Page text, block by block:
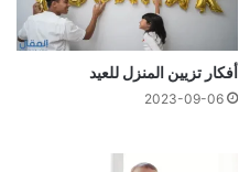
أفكار تزيين المنزل للعيد
2023-09-06